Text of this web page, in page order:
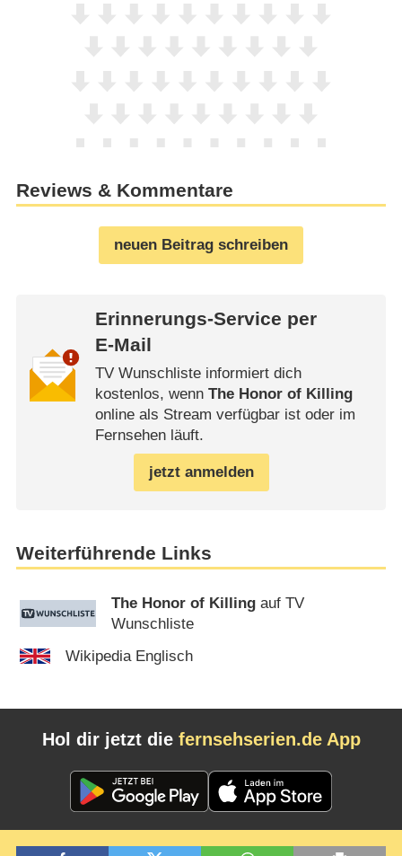
Reviews & Kommentare
neuen Beitrag schreiben
Erinnerungs-Service per
E-Mail
TV Wunschliste informiert dich
kostenlos, wenn The Honor of Killing
online als Stream verfügbar ist oder im
Fernsehen läuft.
jetzt anmelden
Weiterführende Links
The Honor of Killing auf TV
Wunschliste
Wikipedia Englisch
Hol dir jetzt die fernsehserien.de App